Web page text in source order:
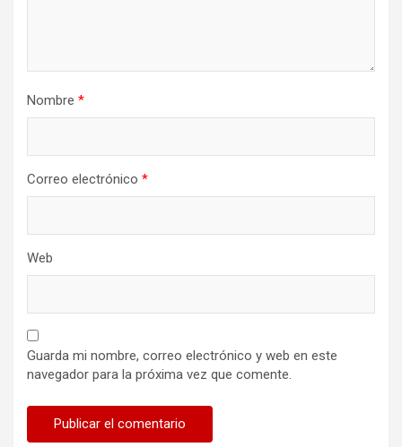
Nombre *
Correo electrónico *
Web
Guarda mi nombre, correo electrónico y web en este
navegador para la próxima vez que comente.